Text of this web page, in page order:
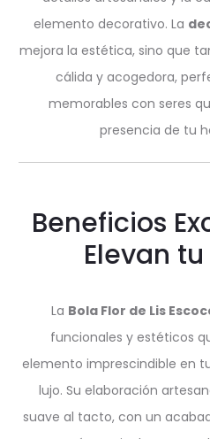
elemento decorativo. La
mejora la estética, sino que
cálida y acogedora,
memorables con seres
presencia de tu
Beneficios
Elevan
La Bola Flor de Lis
funcionales y estéticos
elemento imprescindible en
lujo. Su elaboración
suave al tacto, con un